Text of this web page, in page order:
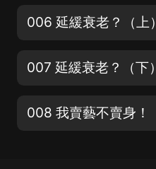
006 延緩衰老？（上）
007 延緩衰老？（下）
008 我賣藝不賣身！